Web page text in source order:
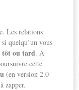
Les relations
quelqu’un vous
tôt ou tard. A
cette
(en version 2.0
zapper.